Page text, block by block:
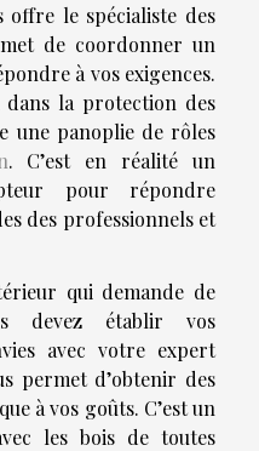
offre le spécialiste des
de coordonner un
à vos exigences.
dans la protection des
une panoplie de rôles
. C’est en réalité un
pour répondre
des professionnels et
qui demande de
devez établir vos
avec votre expert
permet d’obtenir des
à vos goûts. C’est un
les bois de toutes